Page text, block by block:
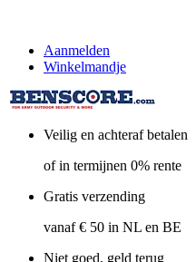
Aanmelden
Winkelmandje
Veilig en achteraf betalen
of in termijnen 0% rente
Gratis verzending
vanaf € 50 in NL en BE
Niet goed, geld terug